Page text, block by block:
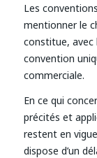
Les
mentionner le
constitue, avec
convention
commerciale.
En ce qui
précités et
restent en
dispose d’un